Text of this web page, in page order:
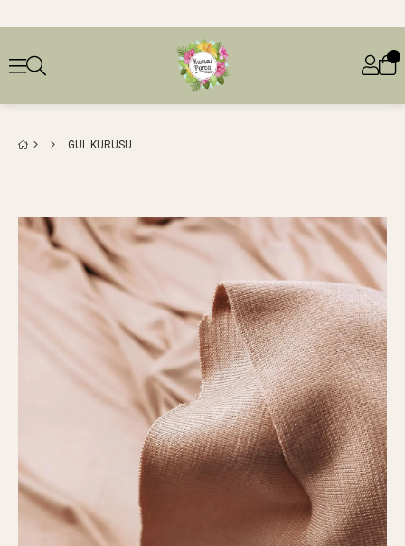
GÜL KURUSU RENKTE İNTERLOK PENYE (EN 130 CM X BOY 320 CM)